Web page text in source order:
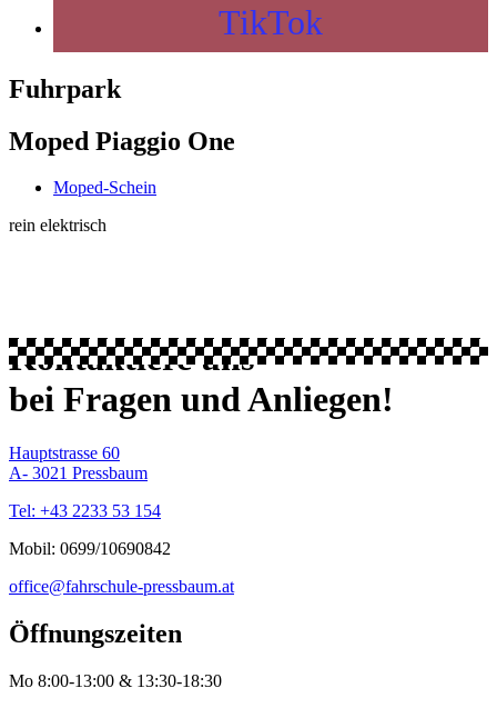
TikTok
Fuhrpark
Moped Piaggio One
Moped-Schein
rein elektrisch
Kontaktiere uns
bei Fragen und Anliegen!
Hauptstrasse 60
A- 3021 Pressbaum
Tel: +43 2233 53 154
Mobil: 0699/10690842
office@fahrschule-pressbaum.at
Öffnungszeiten
Mo 8:00-13:00 & 13:30-18:30